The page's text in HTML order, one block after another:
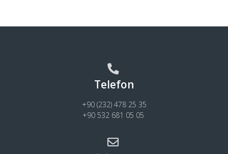
Telefon
+90 (232) 478 25 35
+90 532 681 05 05